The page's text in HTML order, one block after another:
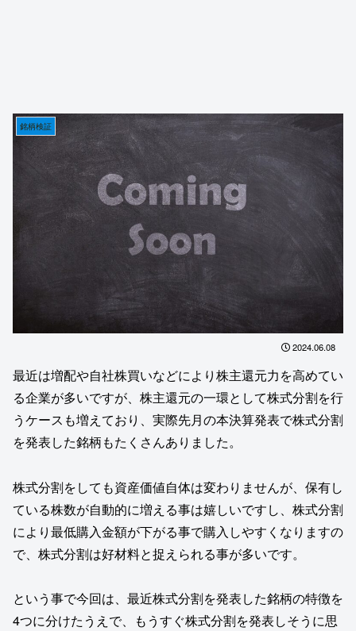
銘柄検証
2024.06.08
最近は増配や自社株買いなどにより株主還元力を高めてい
る企業が多いですが、株主還元の一環として株式分割を行
うケースも増えており、実際先月の本決算発表で株式分割
を発表した銘柄もたくさんありました。
株式分割をしても資産価値自体は変わりませんが、保有し
ている株数が自動的に増える事は嬉しいですし、株式分割
により最低購入金額が下がる事で購入しやすくなりますの
で、株式分割は好材料と捉えられる事が多いです。
という事で今回は、最近株式分割を発表した銘柄の特徴を
4つに分けたうえで、もうすぐ株式分割を発表しそうに思